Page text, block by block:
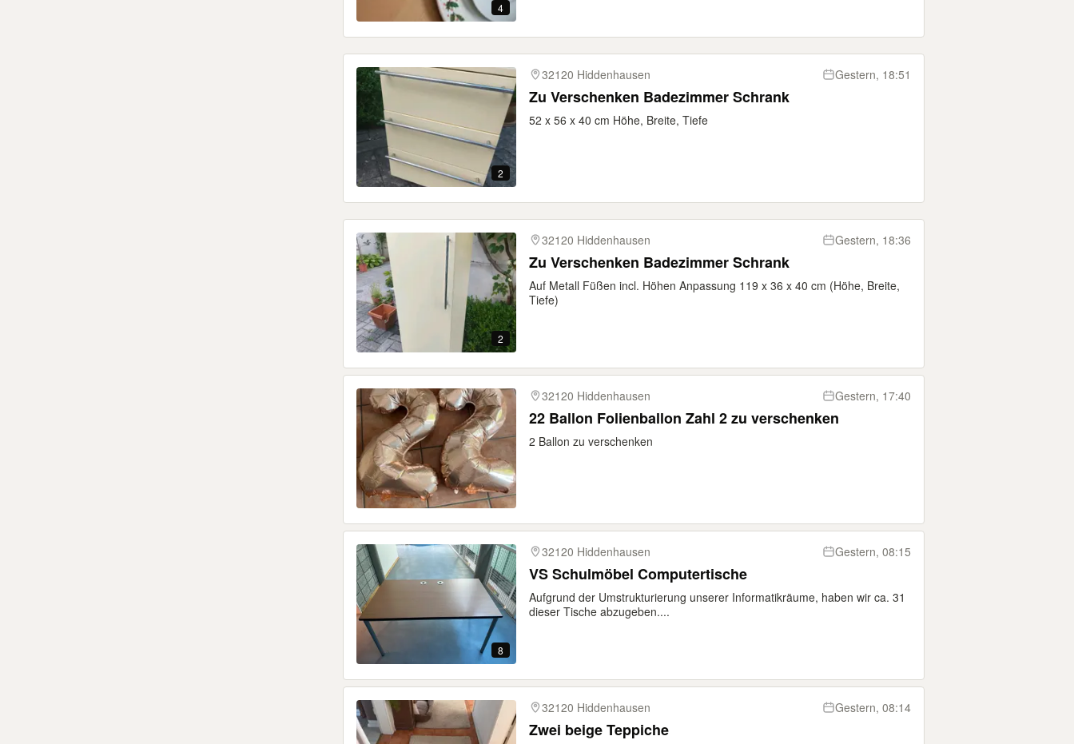
4
2
32120 Hiddenhausen Gestern, 18:51
Zu Verschenken Badezimmer Schrank
52 x 56 x 40 cm Höhe, Breite, Tiefe
2
32120 Hiddenhausen Gestern, 18:36
Zu Verschenken Badezimmer Schrank
Auf Metall Füßen incl. Höhen Anpassung 119 x 36 x 40 cm (Höhe, Breite,
Tiefe)
32120 Hiddenhausen Gestern, 17:40
22 Ballon Folienballon Zahl 2 zu verschenken
2 Ballon zu verschenken
8
32120 Hiddenhausen Gestern, 08:15
VS Schulmöbel Computertische
Aufgrund der Umstrukturierung unserer Informatikräume, haben wir ca. 31
dieser Tische abzugeben....
32120 Hiddenhausen Gestern, 08:14
Zwei beige Teppiche